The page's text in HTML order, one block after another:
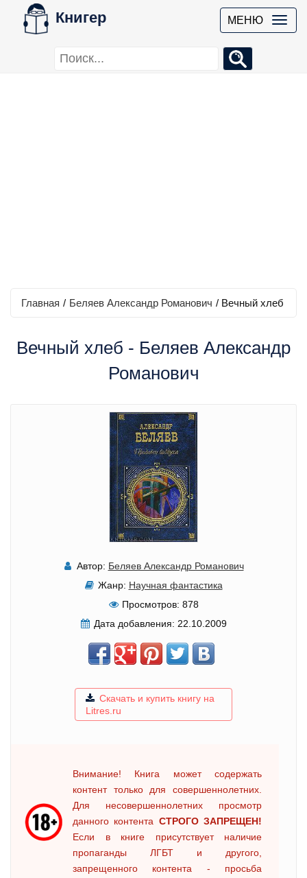
Книгер МЕНЮ
Главная / Беляев Александр Романович / Вечный хлеб
Вечный хлеб - Беляев Александр
Романович
Автор: Беляев Александр Романович
Жанр: Научная фантастика
Просмотров: 878
Дата добавления: 22.10.2009
Скачать и купить книгу на
Litres.ru
Внимание! Книга может содержать
контент только для совершеннолетних.
Для несовершеннолетних просмотр
данного контента СТРОГО ЗАПРЕЩЕН!
Если в книге присутствует наличие
пропаганды ЛГБТ и другого,
запрещенного контента - просьба